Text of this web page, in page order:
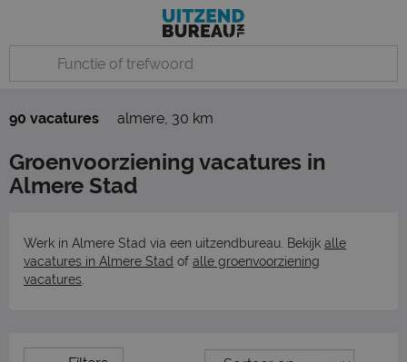
90 vacatures almere, 30 km
Groenvoorziening vacatures in
Almere Stad
Werk in Almere Stad via een uitzendbureau. Bekijk alle
vacatures in Almere Stad of alle groenvoorziening
vacatures